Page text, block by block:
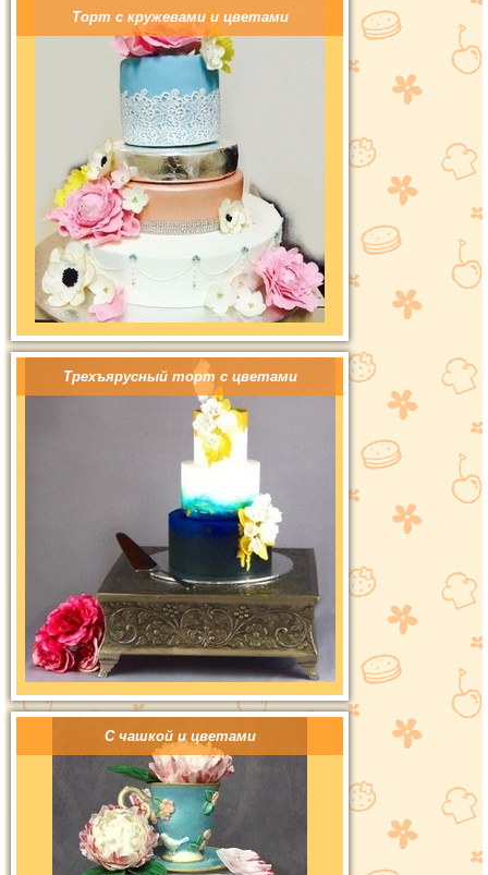
Торт с кружевами и цветами
Трехъярусный торт с цветами
С чашкой и цветами